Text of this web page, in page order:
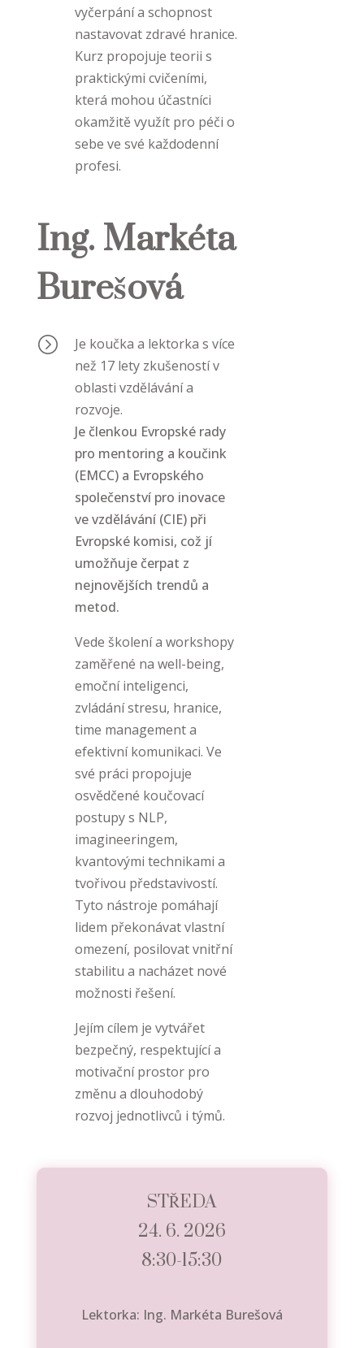
vyčerpání a schopnost
nastavovat zdravé hranice.
Kurz propojuje teorii s
praktickými cvičeními,
která mohou účastníci
okamžitě využít pro péči o
sebe ve své každodenní
profesi.
Ing. Markéta
Burešová
=
Je koučka a lektorka s více
než 17 lety zkušeností v
oblasti vzdělávání a
rozvoje.
Je členkou Evropské rady
pro mentoring a koučink
(EMCC) a Evropského
společenství pro inovace
ve vzdělávání (CIE) při
Evropské komisi, což jí
umožňuje čerpat z
nejnovějších trendů a
metod.
Vede školení a workshopy
zaměřené na well-being,
emoční inteligenci,
zvládání stresu, hranice,
time management a
efektivní komunikaci. Ve
své práci propojuje
osvědčené koučovací
postupy s NLP,
imagineeringem,
kvantovými technikami a
tvořivou představivostí.
Tyto nástroje pomáhají
lidem překonávat vlastní
omezení, posilovat vnitřní
stabilitu a nacházet nové
možnosti řešení.
Jejím cílem je vytvářet
bezpečný, respektující a
motivační prostor pro
změnu a dlouhodobý
rozvoj jednotlivců i týmů.
STŘEDA
24. 6. 2026
8:30-15:30
Lektorka: Ing. Markéta Burešová